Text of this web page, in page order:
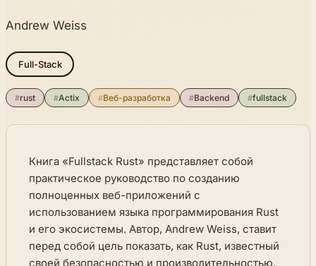
Andrew Weiss
Full-Stack
#rust #Actix #Веб-разработка #Backend #fullstack
Книга «Fullstack Rust» представляет собой
практическое руководство по созданию
полноценных веб-приложений с
использованием языка программирования Rust
и его экосистемы. Автор, Andrew Weiss, ставит
перед собой цель показать, как Rust, известный
своей безопасностью и производительностью,